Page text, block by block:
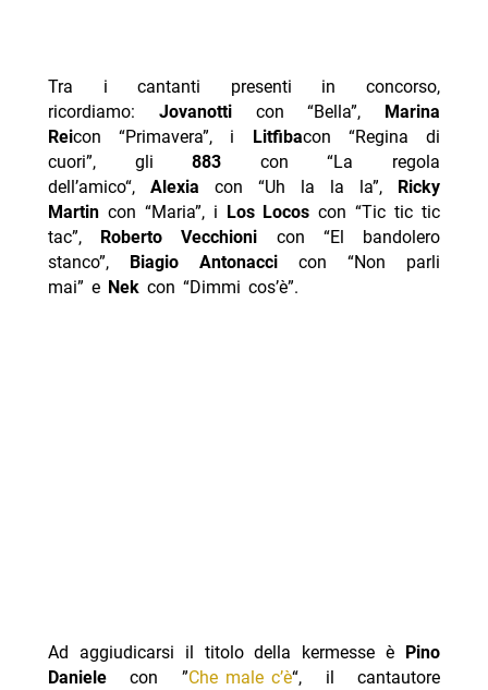
Tra i cantanti presenti in concorso,
ricordiamo: Jovanotticon “Bella”,
Marina
Reicon “Primavera”, i Litfibacon “Regina di
cuori”, gli883 con “La regola
dell’amico“, Alexia con “Uh la la la”,
Ricky
Martincon “Maria”, i Los Locoscon “Tic tic tic
tac”,
Roberto Vecchioni con “El bandolero
stanco”,
Biagio Antonacci con “Non parli
mai” e Nek con “Dimmi cos’è”.
Ad aggiudicarsi il titolo della kermesse è
Pino
Danielecon ”Che male c’è“, il cantautore